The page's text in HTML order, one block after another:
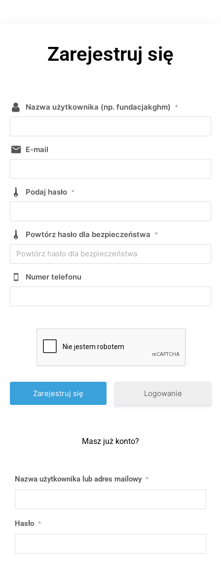
Zarejestruj się
Nazwa użytkownika (np. fundacjakghm) *
E-mail
Podaj hasło *
Powtórz hasło dla bezpieczeństwa *
Numer telefonu
Logowanie
Masz już konto?
Nazwa użytkownika lub adres mailowy *
Hasło *